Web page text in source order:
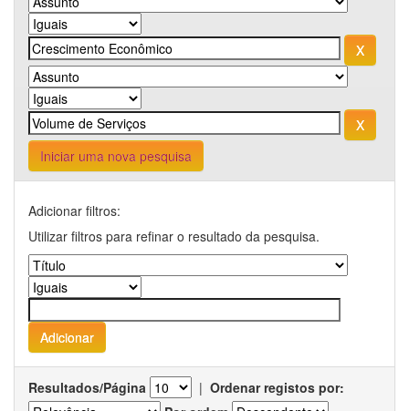
Iniciar uma nova pesquisa
Adicionar filtros:
Utilizar filtros para refinar o resultado da pesquisa.
Resultados/Página | Ordenar registos por: